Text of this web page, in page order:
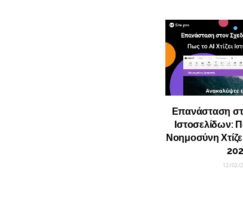
Επανάσταση
Ιστοσελίδων:
Νοημοσύνη
12/02/